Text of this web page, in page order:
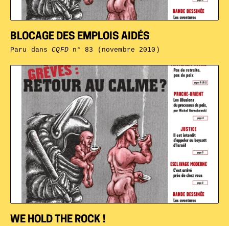
WE HOLD THE ROCK !
BLOCAGE DES EMPLOIS AIDÉS
Paru dansCQFDn° 83 (novembre 2010)